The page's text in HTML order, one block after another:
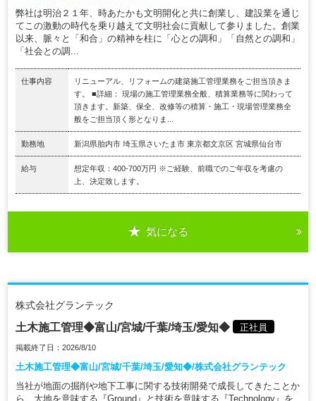
弊社は明治２１年、時あたかも文明開化と共に創業し、建設業を通じ
てこの激動の時代を乗り越えて文明社会に貢献して参りました。創業
以来、脈々と「和合」の精神を柱に「心との調和」「自然との調和」
「社会との調...
仕事内容
リニューアル、リフォームの建築施工管理業務をご担当頂きま
す。 ■詳細： 現場の施工管理業務全般、積算業務等に関わって
頂きます。新築、保全、改修等の積算・施工・現場管理業務全
般をご担当頂く形となりま...
勤務地 新潟県胎内市 埼玉県さいたま市 東京都文京区 宮城県仙台市
給与
想定年収：400-700万円 ※ご経験、前職でのご年収を考慮の
上、決定致します。
気になる
株式会社グランテック
土木施工管理◆富山/宮城/千葉/埼玉/愛知◆ 正社員
掲載終了日：2026/8/10
土木施工管理◆富山/宮城/千葉/埼玉/愛知◆/株式会社グランテック
当社が地面の掘削や地下工事に関する技術開発で成長してきたことか
ら、大地を意味する『Ground』と技術を意味する『Technology』を